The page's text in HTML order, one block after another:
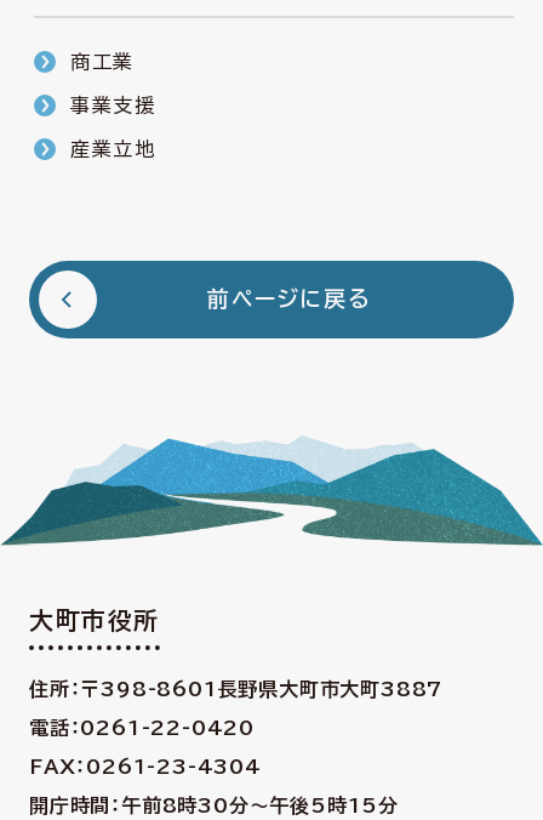
商工業
事業支援
産業立地
前ページに戻る
大町市役所
住所：〒398-8601 長野県大町市大町3887
電話：0261-22-0420
FAX：0261-23-4304
開庁時間：午前8時30分〜午後5時15分